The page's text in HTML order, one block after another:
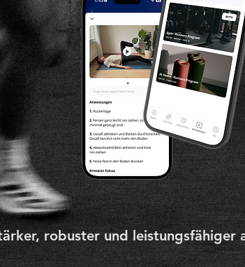
robuster und leistungsfähiger